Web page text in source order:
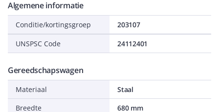
Algemene informatie
Conditie/kortingsgroep 203107
UNSPSC Code 24112401
Gereedschapswagen
Materiaal
Staal
Breedte
680 mm